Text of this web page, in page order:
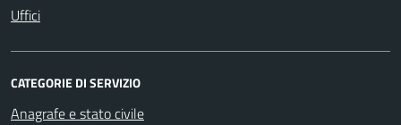
Uffici
CATEGORIE DI SERVIZIO
Anagrafe e stato civile